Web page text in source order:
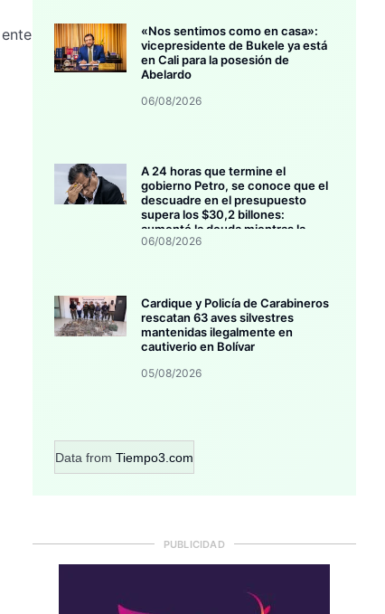
«Nos sentimos como en casa»:
vicepresidente de Bukele ya está
en Cali para la posesión de
Abelardo
06/08/2026
A 24 horas que termine el
gobierno Petro, se conoce que el
descuadre en el presupuesto
supera los $30,2 billones:
aumentó la deuda mientras la
inversión se estanca
06/08/2026
Cardique y Policía de Carabineros
rescatan 63 aves silvestres
mantenidas ilegalmente en
cautiverio en Bolívar
05/08/2026
Data from Tiempo3.com
PUBLICIDAD